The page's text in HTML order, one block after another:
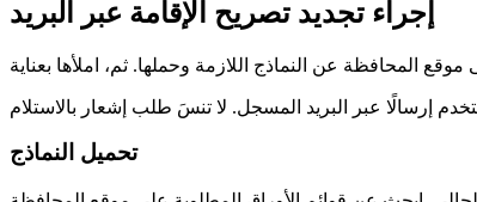
إجراء تجديد تصريح الإقامة عبر البريد
تحميل النماذج